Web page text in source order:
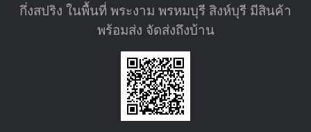
กึ่งสปริง ในพื้นที่ พระงาม พรหมบุรี สิงห์บุรี มีสินค้า
พร้อมส่ง จัดส่งถึงบ้าน